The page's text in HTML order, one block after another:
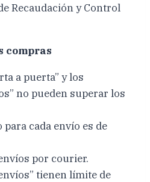
Recaudación y Control
compras
a puerta” y los
no pueden superar los
cada envío es de
por courier.
tienen límite de